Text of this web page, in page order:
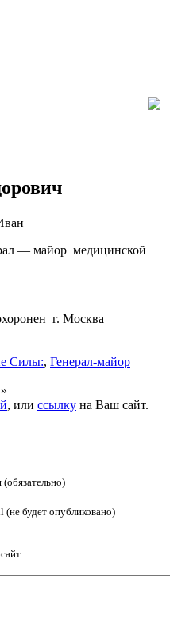
— майор медицинской
г. Москва
Силы:, Генерал-майор
»
, или ссылку на Ваш сайт.
(не будет опубликовано)